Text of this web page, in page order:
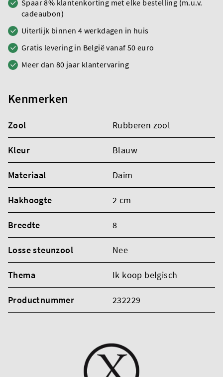
Spaar 8% klantenkorting met elke bestelling (m.u.v.
cadeaubon)
Uiterlijk binnen 4 werkdagen in huis
Gratis levering in België vanaf 50 euro
Meer dan 80 jaar klantervaring
Kenmerken
Zool Rubberen zool
Kleur Blauw
Materiaal Daim
Hakhoogte 2 cm
Breedte 8
Losse steunzool Nee
Thema Ik koop belgisch
Productnummer 232229